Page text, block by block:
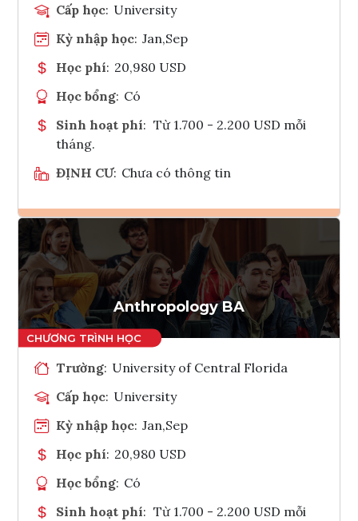
Cấp học: University
Kỳ nhập học: Jan,Sep
Học phí: 20,980 USD
Học bổng: Có
Sinh hoạt phí: Từ 1.700 - 2.200 USD mỗi
tháng.
ĐỊNH CƯ: Chưa có thông tin
Ghi danh
Tham vấn Interlink
Anthropology BA
Trường: University of Central Florida
Cấp học: University
Kỳ nhập học: Jan,Sep
Học phí: 20,980 USD
Học bổng: Có
Sinh hoạt phí: Từ 1.700 - 2.200 USD mỗi